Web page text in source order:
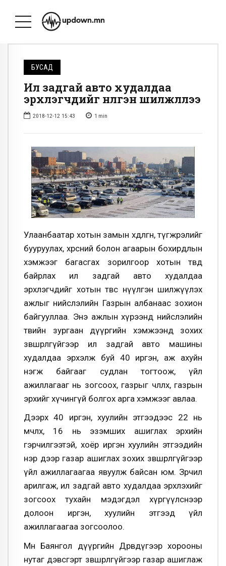
БУСАД
Ил задгай авто худалдаа
эрхлэгчдийг нүүлгэн шилжүүллээ
2018-12-12 15:43 1 min
Улаанбаатар хотын замын хөдөлгөөн, түгжрэлийг
бууруулах, хөрсний болон агаарын бохирдлын
хэмжээг багасгах зорилгоор хотын төвд
байрлах ил задгай авто худалдаа
эрхлэгчдийг хотын төвөөс нүүлгэн шилжүүлэх
ажлыг нийслэлийн Газрын албанаас зохион
байгууллаа. Энэ ажлын хүрээнд нийслэлийн
төвийн зургаан дүүргийн хэмжээнд зохих
зөвшөөрөлгүйгээр ил задгай авто машины
худалдаа эрхэлж буй 40 иргэн, аж ахуйн
нэгж байгааг судлан тогтоож, үйл
ажиллагааг нь зогсоох, газрыг чөлөөлөх, газрын
эрхийг хүчингүй болгох арга хэмжээг авлаа.
Дээрх 40 иргэн, хуулийн этгээдээс 22 нь
өмчлөх, 16 нь эзэмших ашиглах эрхийн
гэрчилгээтэй, хоёр иргэн хуулийн этгээдийн
нэр дээр газар ашиглах зохих зөвшөөрөлгүйгээр
үйл ажиллагаагаа явуулж байсан юм. Зөрчил
арилгаж, ил задгай авто худалдаа эрхлэхийг
зогсоох тухайн мэдэгдэл хүргүүлснээр
долоон иргэн, хуулийн этгээд үйл
ажиллагаагаа зогсоолоо.
Мөн Баянгол дүүргийн Дөрөвдүгээр хорооны
нутаг дэвсгэрт зөвшөөрөлгүйгээр газар ашиглаж